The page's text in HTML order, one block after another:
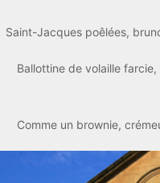
Saint-Jacques poêlées,
Ballottine de volaille
Comme un brownie,